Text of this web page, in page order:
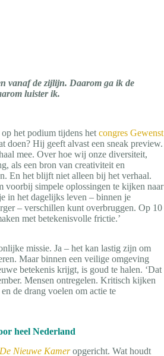
vanaf de zijlijn. Daarom ga ik de
luister ik.
het podium tijdens het congres Gewenst
doen? Hij geeft alvast een sneak preview.
mee. Over hoe wij onze diversiteit,
als een bron van creativiteit en
En het blijft niet alleen bij het verhaal.
voorbij simpele oplossingen te kijken naar
in het dagelijks leven – binnen je
– verschillen kunt overbruggen. Op 10
met betekenisvolle frictie.’
missie. Ja – het kan lastig zijn om
Maar binnen een veilige omgeving
betekenis krijgt, is goud te halen. ‘Dat
Mensen ontregelen. Kritisch kijken
de drang voelen om actie te
heel Nederland
De Nieuwe Kamer opgericht. Wat houdt